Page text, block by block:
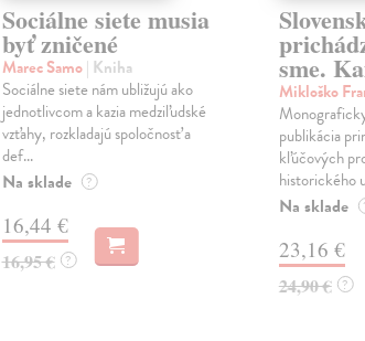
Sociálne siete musia
byť zničené
Marec Samo| Kniha
Sociálne siete nám ubližujú ako
jednotlivcom a kazia medziľudské
vzťahy, rozkladajú spoločnosť a
def...
Na sklade ?
16,44 €
16,95 € ?
sme.
Mikloško
publikácia
kľúčových
historického
Na sklade
23,16 €
24,90 € ?